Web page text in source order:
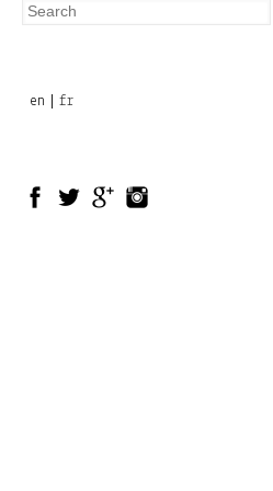
Search
en fr